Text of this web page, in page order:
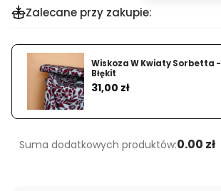
Zalecane przy zakupie:
Wiskoza W Kwiaty Sorbetta -
Błękit
Cena
31,00 zł
Suma dodatkowych produktów:0.00 zł